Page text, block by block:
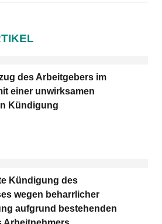
des Arbeitgebers im
einer unwirksamen
Kündigung
Kündigung des
wegen beharrlicher
aufgrund bestehenden